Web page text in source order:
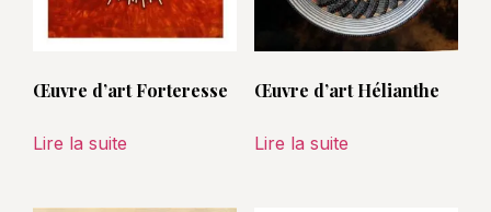
Œuvre d’art Forteresse
Lire la suite
Œuvre d’art Hélianthe
Lire la suite